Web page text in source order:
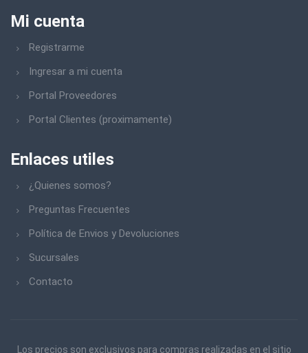
Mi cuenta
Registrarme
Ingresar a mi cuenta
Portal Proveedores
Portal Clientes (proximamente)
Enlaces utiles
¿Quienes somos?
Preguntas Frecuentes
Política de Envios y Devoluciones
Sucursales
Contacto
Los precios son exclusivos para compras realizadas en el sitio